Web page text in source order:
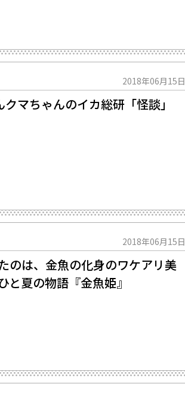
2018年06月15日
マちゃんのイカ総研「怪談」
2018年06月15日
のは、金魚の化身のワケアリ美
夏の物語『金魚姫』